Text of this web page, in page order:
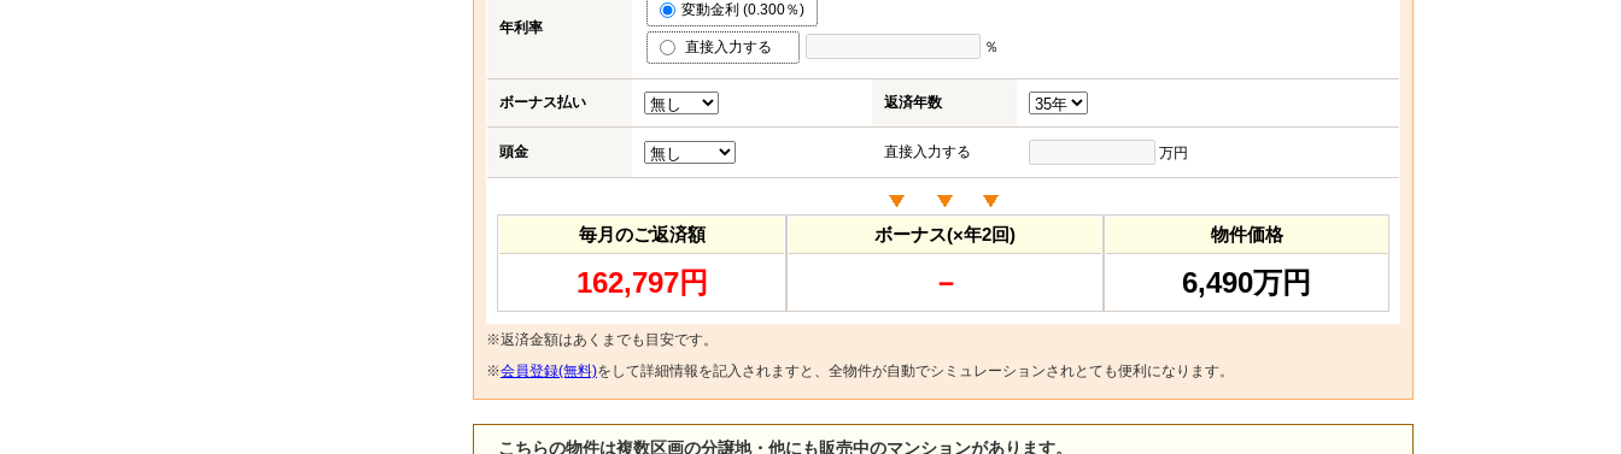
年利率
変動金利 (0.300％)
直接入力する ％
ボーナス払い 返済年数
頭金 直接入力する 万円
毎月のご返済額
162,797円
ボーナス(×年2回)
－
物件価格
6,490万円
※返済金額はあくまでも目安です。
※会員登録(無料)をして詳細情報を記入されますと、全物件が自動でシミュレーションされとても便利になります。
こちらの物件は複数区画の分譲地・他にも販売中のマンションがあります。